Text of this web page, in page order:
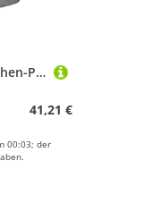
ZWCSHUU Skischuh-Taschen-Pack, Skistiefel-Tasche, REIT-Männer und Damen, Gepäck, Rucksack, Snowboard Skistiefel Rucksack
41,21 €
00:03; der